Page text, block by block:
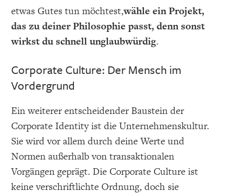
etwas Gutes tun möchtest,wähle ein Projekt,
das zu deiner Philosophie passt, denn sonst
wirkst du schnell unglaubwürdig.
Corporate Culture: Der Mensch im
Vordergrund
Ein weiterer entscheidender Baustein der
Corporate Identity ist die Unternehmenskultur.
Sie wird vor allem durch deine Werte und
Normen außerhalb von transaktionalen
Vorgängen geprägt. Die Corporate Culture ist
keine verschriftlichte Ordnung, doch sie